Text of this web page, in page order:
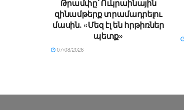
Թրամփը՝ Ուկրաինային
զինամթերք տրամադրելու
մասին․ «Մեզ էլ են հրթիռներ
պետք»
07/08/2026